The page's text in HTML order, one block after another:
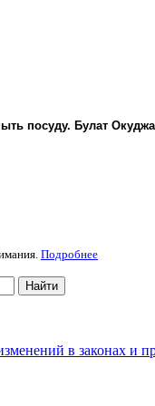
посуду. Булат
Подробнее
Найти
в законах и